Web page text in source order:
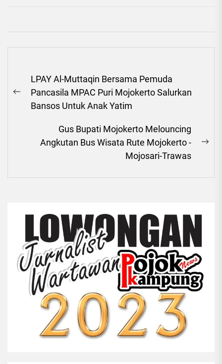
pos
Previous
post:
LPAY Al-Muttaqin Bersama Pemuda
Pancasila MPAC Puri Mojokerto Salurkan
Bansos Untuk Anak Yatim
Gus Bupati Mojokerto Melouncing
Angkutan Bus Wisata Rute Mojokerto -
Mojosari-Trawas